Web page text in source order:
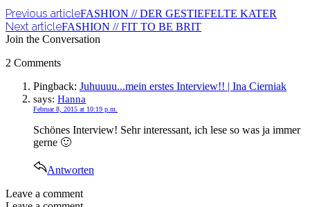
Previous articleFASHION // DER GESTIEFELTE KATER
Next articleFASHION // FIT TO BE BRIT
Join the Conversation
2 Comments
Pingback: Juhuuuu...mein erstes Interview!! | Ina Cierniak
says: Hanna
Februar 8, 2015 at 10:19 p.m.
Schönes Interview! Sehr interessant, ich lese so was ja immer
gerne 🙂
Antworten
Leave a comment